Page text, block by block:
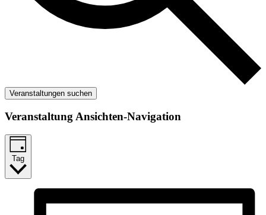
Veranstaltungen suchen
Veranstaltung Ansichten-Navigation
Tag